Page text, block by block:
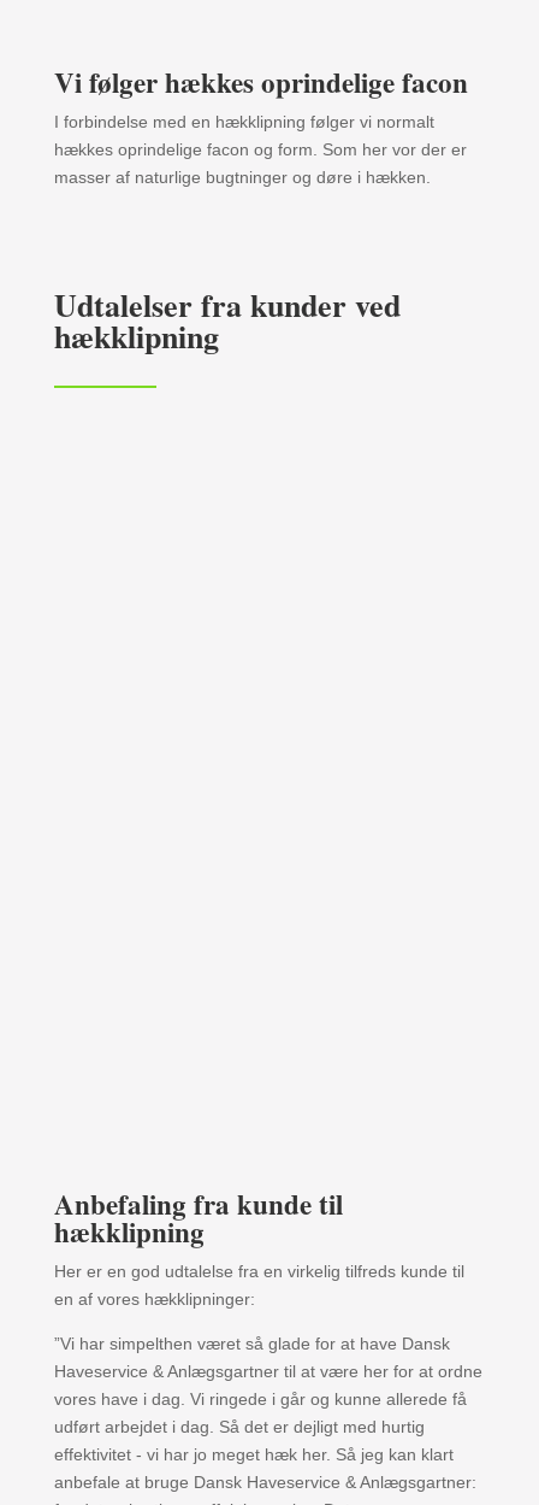
Vi følger hækkes oprindelige facon
I forbindelse med en hækklipning følger vi normalt
hækkes oprindelige facon og form. Som her vor der er
masser af naturlige bugtninger og døre i hækken.
Udtalelser fra kunder ved
hækklipning
Anbefaling fra kunde til
hækklipning
Her er en god udtalelse fra en virkelig tilfreds kunde til
en af vores hækklipninger:
”Vi har simpelthen været så glade for at have Dansk
Haveservice & Anlægsgartner til at være her for at ordne
vores have i dag. Vi ringede i går og kunne allerede få
udført arbejdet i dag. Så det er dejligt med hurtig
effektivitet - vi har jo meget hæk her. Så jeg kan klart
anbefale at bruge Dansk Haveservice & Anlægsgartner: